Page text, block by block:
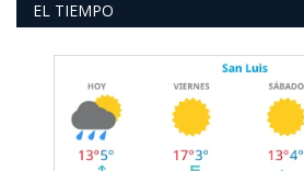
EL TIEMPO